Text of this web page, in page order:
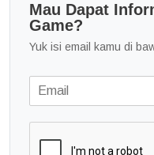
Mau Dapat
Game?
Yuk isi email kamu di